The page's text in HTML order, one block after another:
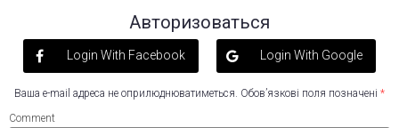
Авторизоваться
Login With Facebook Login With Google
Ваша e-mail адреса не оприлюднюватиметься. Обов’язкові поля позначені *
Comment